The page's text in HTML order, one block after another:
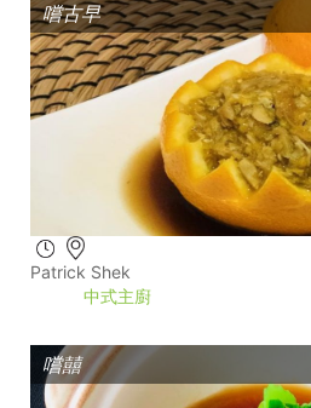
嚐古早
Patrick Shek
中式主廚
嚐囍